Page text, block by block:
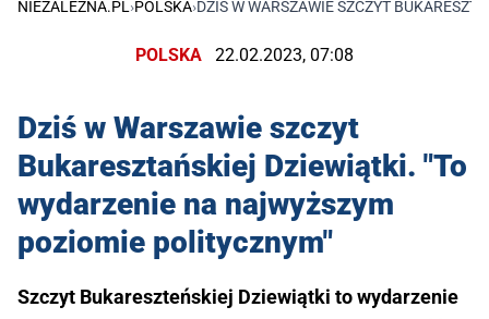
NIEZALEŻNA.PL ›POLSKA›DZIŚ W WARSZAWIE SZCZYT
POLSKA 22.02.2023, 07:08
Dziś w Warszawie szczyt
Bukaresztańskiej Dziewiątki. "To
wydarzenie na najwyższym
poziomie politycznym"
Szczyt Bukareszteńskiej Dziewiątki to wydarzenie